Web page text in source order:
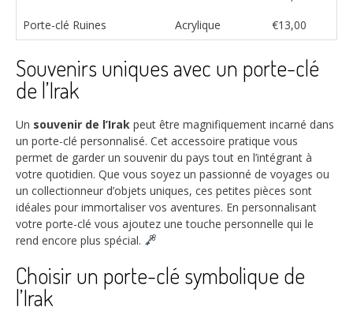
Porte-clé Ruines
Acrylique €13,00
Souvenirs uniques avec un porte-clé
de l’Irak
Un souvenir de l’Irak peut être magnifiquement incarné dans
un porte-clé personnalisé. Cet accessoire pratique vous
permet de garder un souvenir du pays tout en l’intégrant à
votre quotidien. Que vous soyez un passionné de voyages ou
un collectionneur d’objets uniques, ces petites pièces sont
idéales pour immortaliser vos aventures. En personnalisant
votre porte-clé vous ajoutez une touche personnelle qui le
rend encore plus spécial.
Choisir un porte-clé symbolique de
l’Irak